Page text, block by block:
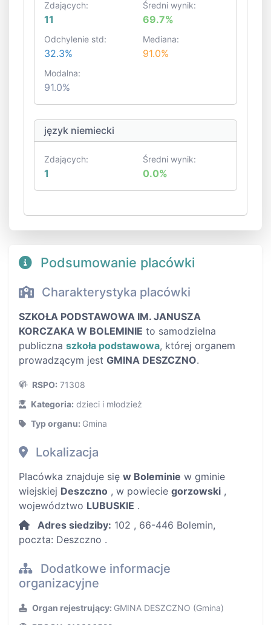
Zdających:
11
Średni wynik:
69.7%
Odchylenie std:
32.3%
Mediana:
91.0%
Modalna:
91.0%
język niemiecki
Zdających:
1
Średni wynik:
0.0%
Podsumowanie placówki
Charakterystyka placówki
SZKOŁA PODSTAWOWA IM. JANUSZA
KORCZAKA W BOLEMINIE to samodzielna
publiczna szkoła podstawowa, której organem
prowadzącym jest GMINA DESZCZNO.
RSPO: 71308
Kategoria: dzieci i młodzież
Typ organu: Gmina
Lokalizacja
Placówka znajduje się w Boleminie w gminie
wiejskiej Deszczno , w powiecie gorzowski ,
województwo LUBUSKIE .
Adres siedziby: 102 , 66-446 Bolemin,
poczta: Deszczno .
Dodatkowe informacje
organizacyjne
Organ rejestrujący: GMINA DESZCZNO (Gmina)